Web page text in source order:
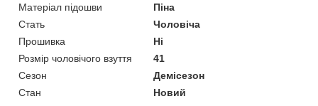
Матеріал підошви
Піна
Стать
Чоловіча
Прошивка
Ні
Розмір чоловічого взуття
41
Сезон
Демісезон
Стан
Новий